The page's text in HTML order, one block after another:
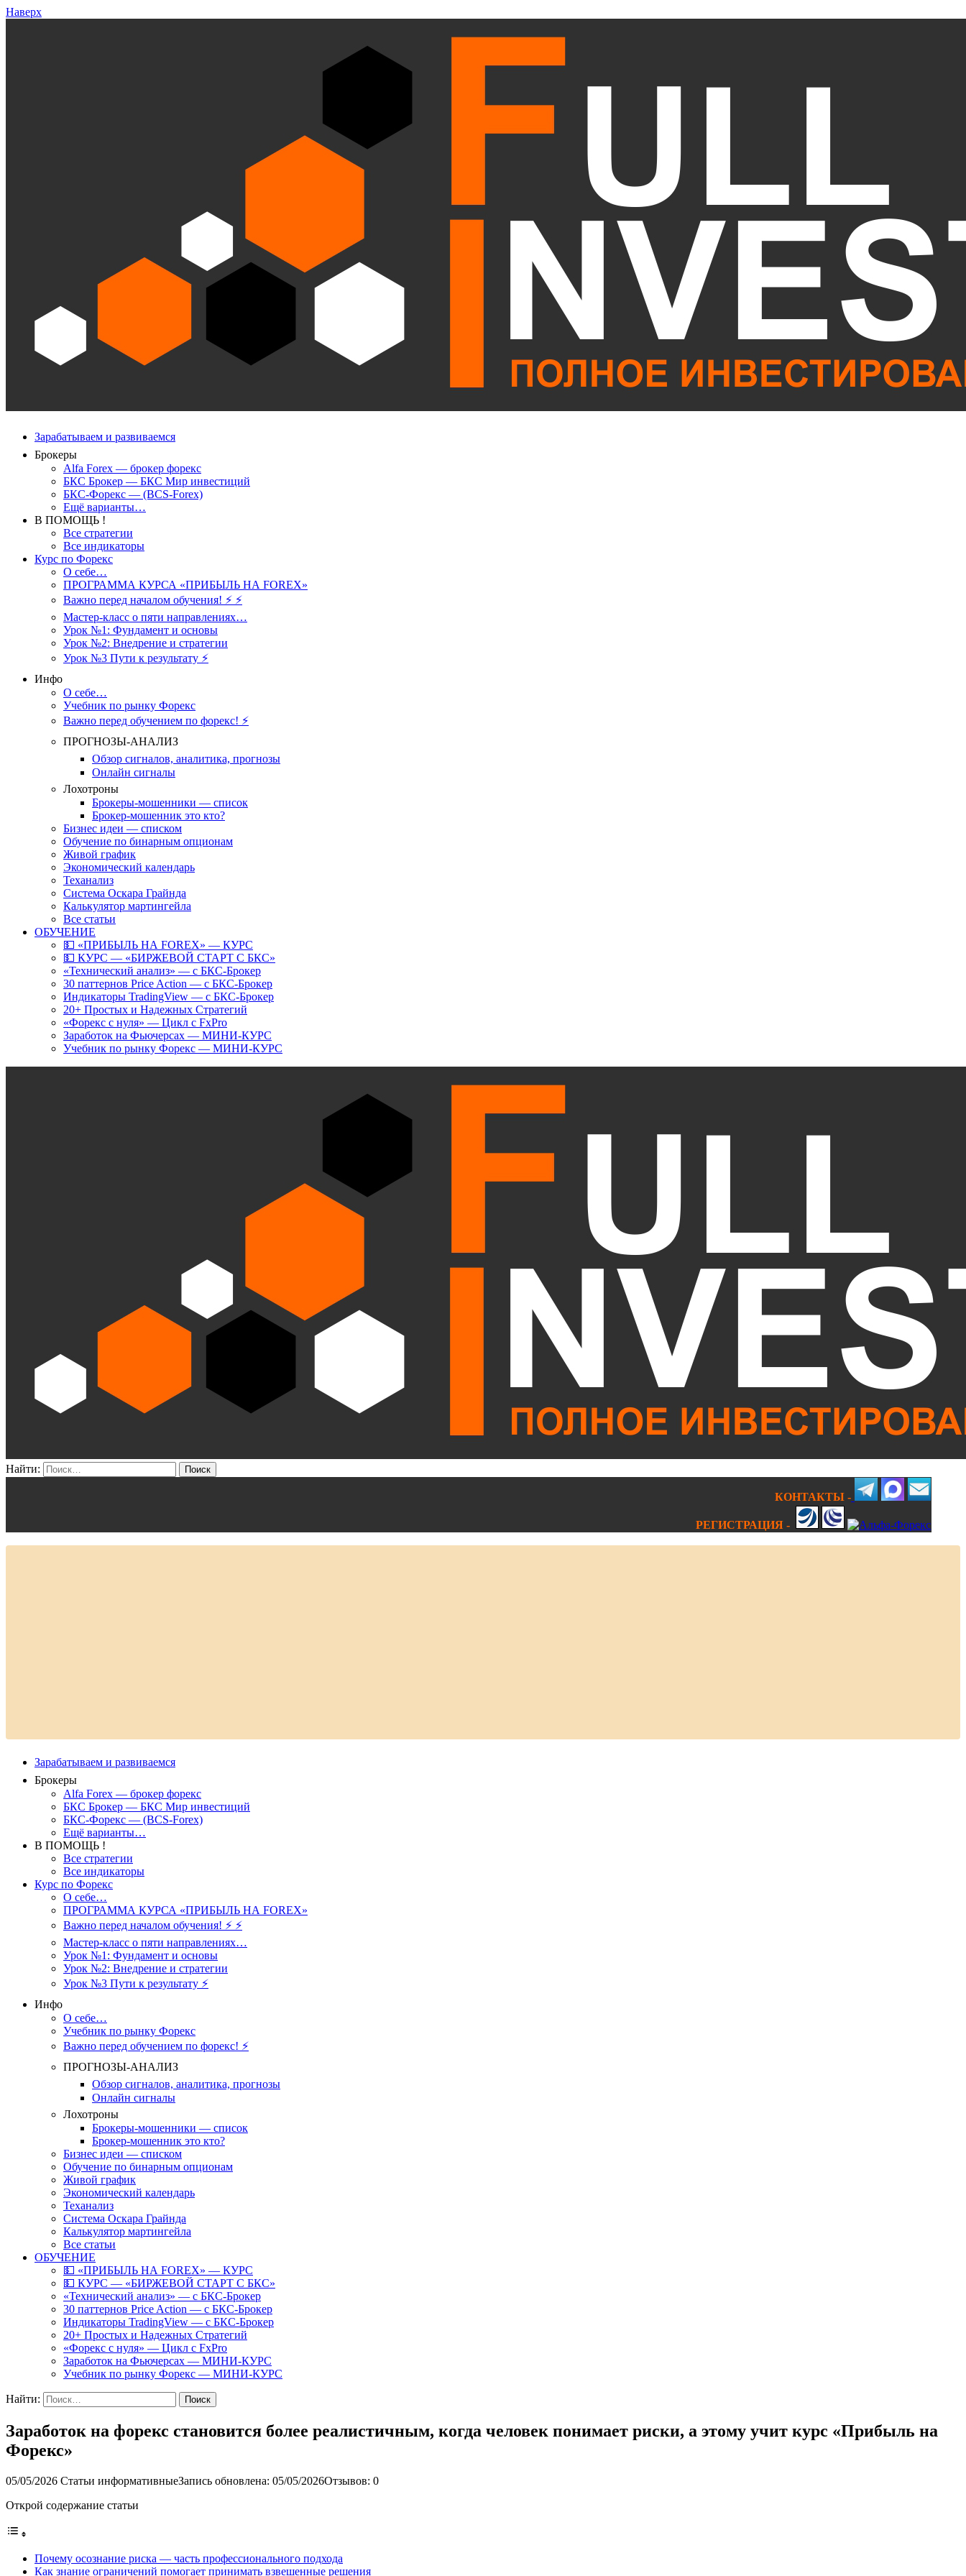
Наверх
Зарабатываем и развиваемся
Брокеры
Alfa Forex — брокер форекс
БКС Брокер — БКС Мир инвестиций
БКС-Форекс — (BCS-Forex)
Ещё варианты…
В ПОМОЩЬ !
Все стратегии
Все индикаторы
Курс по Форекс
О себе…
ПРОГРАММА КУРСА «ПРИБЫЛЬ НА FOREX»
Важно перед началом обучения! ⚡ ⚡
Мастер-класс о пяти направлениях…
Урок №1: Фундамент и основы
Урок №2: Внедрение и стратегии
Урок №3 Пути к результату ⚡️
Инфо
О себе…
Учебник по рынку Форекс
Важно перед обучением по форекс! ⚡
ПРОГНОЗЫ-АНАЛИЗ
Обзор сигналов, аналитика, прогнозы
Онлайн сигналы
Лохотроны
Брокеры-мошенники — список
Брокер-мошенник это кто?
Бизнес идеи — списком
Обучение по бинарным опционам
Живой график
Экономический календарь
Теханализ
Система Оскара Грайнда
Калькулятор мартингейла
Все статьи
ОБУЧЕНИЕ
💵 «ПРИБЫЛЬ НА FOREX» — КУРС
💵 КУРС — «БИРЖЕВОЙ СТАРТ С БКС»
«Технический анализ» — с БКС-Брокер
30 паттернов Price Action — с БКС-Брокер
Индикаторы TradingView — с БКС-Брокер
20+ Простых и Надежных Стратегий
«Форекс с нуля» — Цикл с FxPro
Заработок на Фьючерсах — МИНИ-КУРС
Учебник по рынку Форекс — МИНИ-КУРС
Найти:
КОНТАКТЫ -
РЕГИСТРАЦИЯ -
Зарабатываем и развиваемся
Брокеры
Alfa Forex — брокер форекс
БКС Брокер — БКС Мир инвестиций
БКС-Форекс — (BCS-Forex)
Ещё варианты…
В ПОМОЩЬ !
Все стратегии
Все индикаторы
Курс по Форекс
О себе…
ПРОГРАММА КУРСА «ПРИБЫЛЬ НА FOREX»
Важно перед началом обучения! ⚡ ⚡
Мастер-класс о пяти направлениях…
Урок №1: Фундамент и основы
Урок №2: Внедрение и стратегии
Урок №3 Пути к результату ⚡️
Инфо
О себе…
Учебник по рынку Форекс
Важно перед обучением по форекс! ⚡
ПРОГНОЗЫ-АНАЛИЗ
Обзор сигналов, аналитика, прогнозы
Онлайн сигналы
Лохотроны
Брокеры-мошенники — список
Брокер-мошенник это кто?
Бизнес идеи — списком
Обучение по бинарным опционам
Живой график
Экономический календарь
Теханализ
Система Оскара Грайнда
Калькулятор мартингейла
Все статьи
ОБУЧЕНИЕ
💵 «ПРИБЫЛЬ НА FOREX» — КУРС
💵 КУРС — «БИРЖЕВОЙ СТАРТ С БКС»
«Технический анализ» — с БКС-Брокер
30 паттернов Price Action — с БКС-Брокер
Индикаторы TradingView — с БКС-Брокер
20+ Простых и Надежных Стратегий
«Форекс с нуля» — Цикл с FxPro
Заработок на Фьючерсах — МИНИ-КУРС
Учебник по рынку Форекс — МИНИ-КУРС
Найти:
Заработок на форекс становится более реалистичным, когда человек понимает риски, а этому учит курс «Прибыль на
Форекс»
05/05/2026 Статьи информативныеЗапись обновлена: 05/05/2026Отзывов: 0
Открой содержание статьи
Почему осознание риска — часть профессионального подхода
Как знание ограничений помогает принимать взвешенные решения